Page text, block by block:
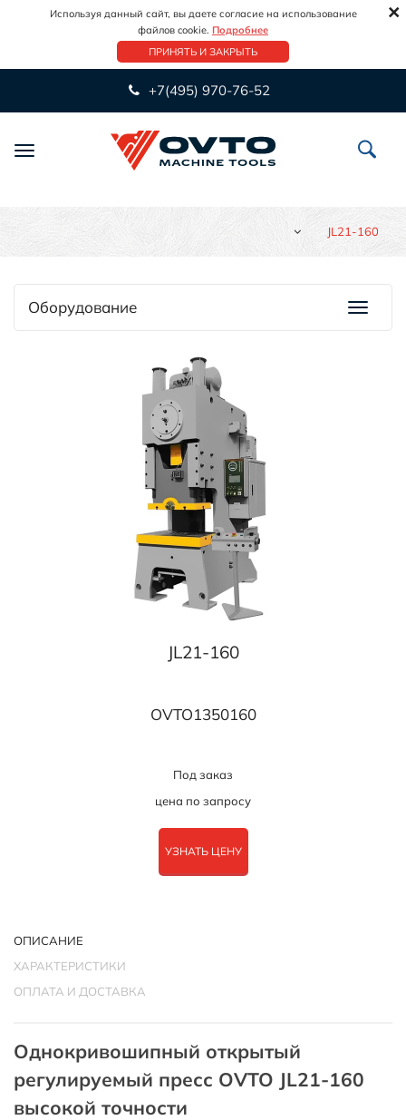
Используя данный сайт, вы даете согласие на использование
файлов cookie. Подробнее
ПРИНЯТЬ И ЗАКРЫТЬ
×
+7(495) 970-76-52
Переключить
JL21-160
Оборудование
JL21-160
OVTO1350160
Под заказ
цена по запросу
УЗНАТЬ ЦЕНУ
ОПИСАНИЕ
ХАРАКТЕРИСТИКИ
ОПЛАТА И ДОСТАВКА
Однокривошипный открытый
регулируемый пресс OVTO JL21-160
высокой точности